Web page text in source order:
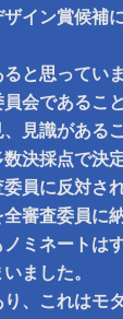
イン賞候補
と思ってい
会であるこ
見識がある
決採点で決
員に反対さ
審査委員に
ミネートは
ました。
、これはモ